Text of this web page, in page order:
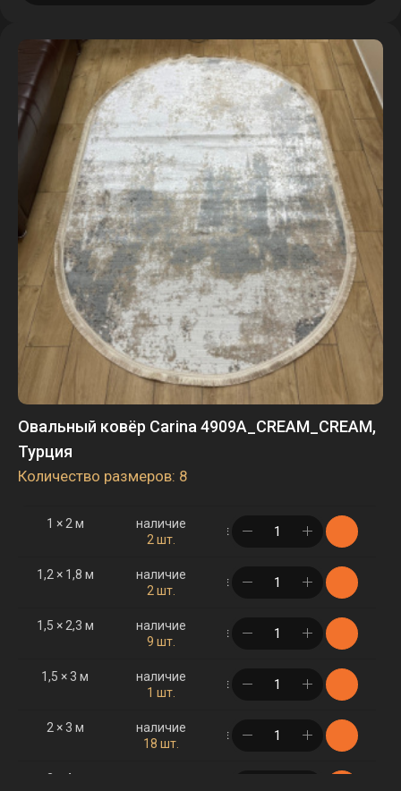
Овальный ковёр Carina 4909A_CREAM_CREAM,
Турция
Количество размеров: 8
1 × 2 м
наличие
2 шт.
в корзине
1,2 × 1,8 м
наличие
2 шт.
в корзине
1,5 × 2,3 м
наличие
9 шт.
в корзине
1,5 × 3 м
наличие
1 шт.
в корзине
2 × 3 м
наличие
18 шт.
в корзине
2 × 4 м